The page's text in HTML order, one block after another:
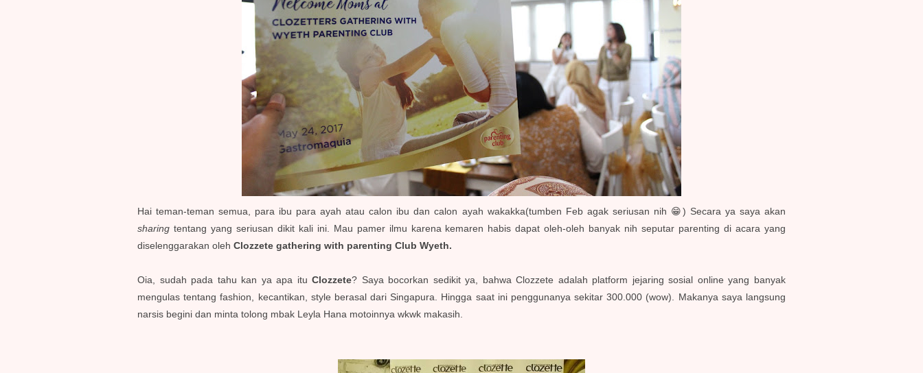
Hai teman-teman semua, para ibu para ayah atau calon ibu dan calon ayah wakakka(tumben Feb agak seriusan nih 😁) Secara ya saya akan
sharing tentang yang seriusan dikit kali ini. Mau pamer ilmu karena kemaren habis dapat oleh-oleh banyak nih seputar parenting di acara yang
diselenggarakan oleh Clozzete gathering with parenting Club Wyeth.
Oia, sudah pada tahu kan ya apa ituClozzete? Saya bocorkan sedikit ya, bahwa Clozzete adalah platform jejaring sosial online yang banyak
mengulas tentang fashion, kecantikan, style berasal dari Singapura. Hingga saat ini penggunanya sekitar 300.000 (wow). Makanya saya langsung
narsis begini dan minta tolong mbak Leyla Hana motoinnya wkwk makasih.